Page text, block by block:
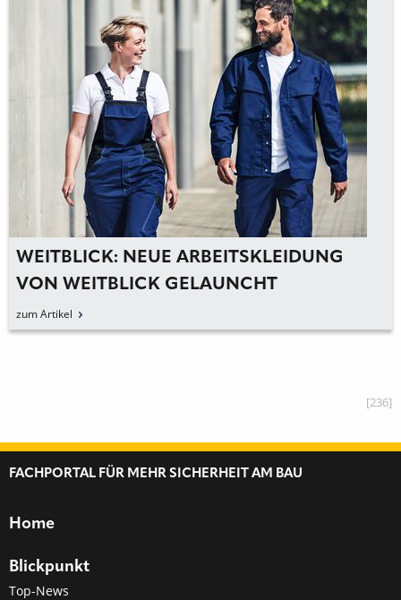
WEITBLICK: NEUE ARBEITSKLEIDUNG
VON WEITBLICK GELAUNCHT
zum Artikel
[236]
FACHPORTAL FÜR MEHR SICHERHEIT AM BAU
Home
Blickpunkt
Top-News